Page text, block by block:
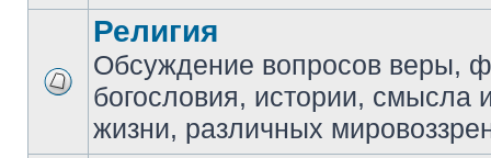
Религия
Обсуждение вопросов веры,
богословия, истории, смысла
жизни, различных